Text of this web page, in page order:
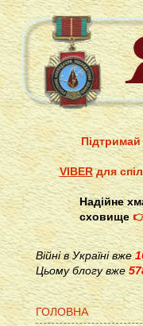
Підтримай
VIBERдля
Надійне
сховище
Війні в Україні вже
Цьому блогу вже
ГОЛОВНА